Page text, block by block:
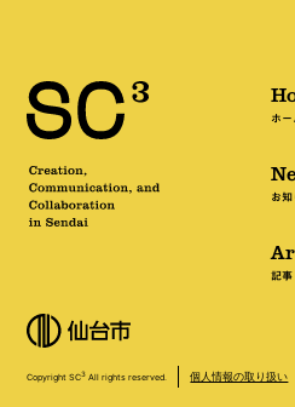
ホー
お知
記事
Copyright SC3 All rights reserved. 個人情報の取り扱い